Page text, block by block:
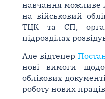
навчання можливе
на військовий
ТЦК та СП,
підрозділах
Але відтепер
нові вимоги щодо
облікових
роботу нових